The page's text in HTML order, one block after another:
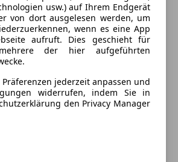
vorne
Metallic
Vollleder
MultiJet Limited 4WD
ein sehr gepflegter Jeep Compass
usw.) auf Ihrem Endgerät
von dort ausgelesen werden, um
wenn es eine App
aufruft. Dies geschieht für
der hier aufgeführten
jederzeit anpassen und
widerrufen, indem Sie in
den Privacy Manager